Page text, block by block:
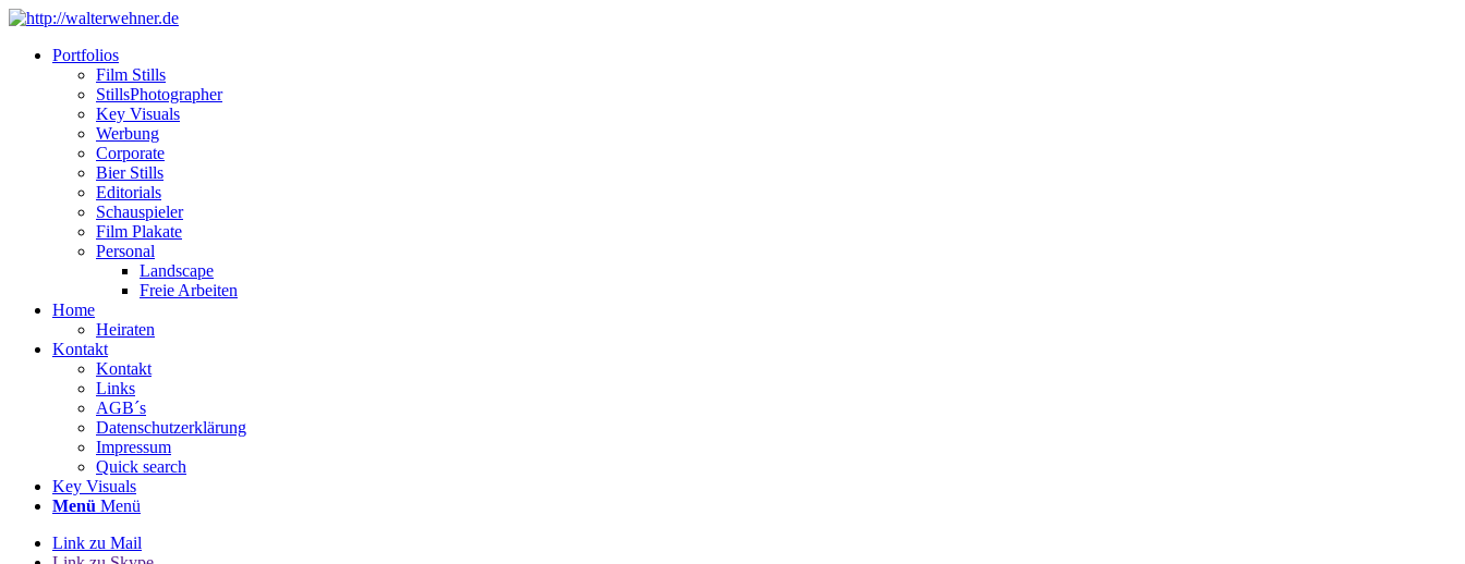
Portfolios
Film Stills
StillsPhotographer
Key Visuals
Werbung
Corporate
Bier Stills
Editorials
Schauspieler
Film Plakate
Personal
Landscape
Freie Arbeiten
Home
Heiraten
Kontakt
Kontakt
Links
AGB´s
Datenschutzerklärung
Impressum
Quick search
Key Visuals
Menü Menü
Link zu Mail